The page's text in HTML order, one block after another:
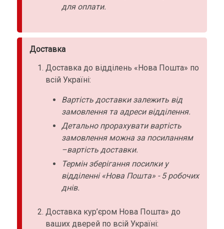
для оплати.
Доставка
Доставка до відділень «Нова Пошта» по
всій Україні:
Вартість доставки залежить від
замовлення та адреси відділення.
Детально прорахувати вартість
замовлення можна за посиланням
–вартість доставки.
Термін зберігання посилки у
відділенні «Нова Пошта» - 5 робочих
днів.
Доставка кур’єром Нова Пошта» до
ваших дверей по всій Україні: